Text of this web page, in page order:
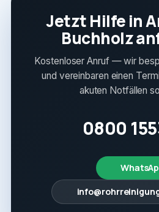
Jetzt Hilfe in
Buchholz
Kostenloser Anruf — wir
und vereinbaren einen
akuten Notfällen
0800